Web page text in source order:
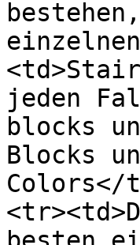
jeden
blocks
Blocks